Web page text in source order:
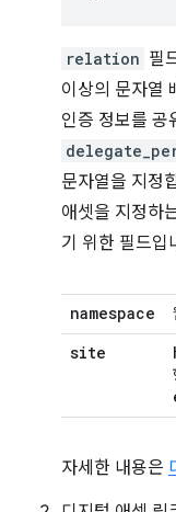
relation 필
이상의 문자열
인증 정보를 공
문자열을 지정
애셋을 지정하
기 위한 필드입
namespace
site
자세한 내용은